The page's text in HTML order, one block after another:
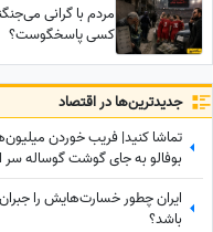
مردم با گرانی
کسی پاسخگوست؟
جدید‌ترین‌ها در اقتصاد
تماشا کنید| فریب خوردن
بوفالو به جای گوشت گوساله سر
ایران چطور خسارت‌هایش را
باشد؟